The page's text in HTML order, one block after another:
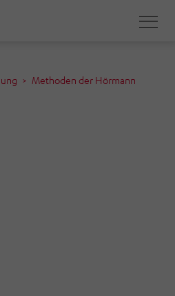
Methoden der Hörmann